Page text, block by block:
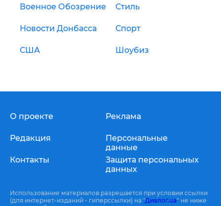
Военное Обозрение Стиль
Новости Донбасса Спорт
США Шоубиз
О проекте
Редакция
Контакты
Реклама
Персональные
данные
Защита персональных
данных
Использование материалов разрешается при условии ссылки
(для интернет-изданий - гиперссылки) на "Диалог.ua" не ниже